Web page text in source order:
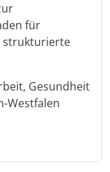
für
strukturierte
Gesundheit
Westfalen